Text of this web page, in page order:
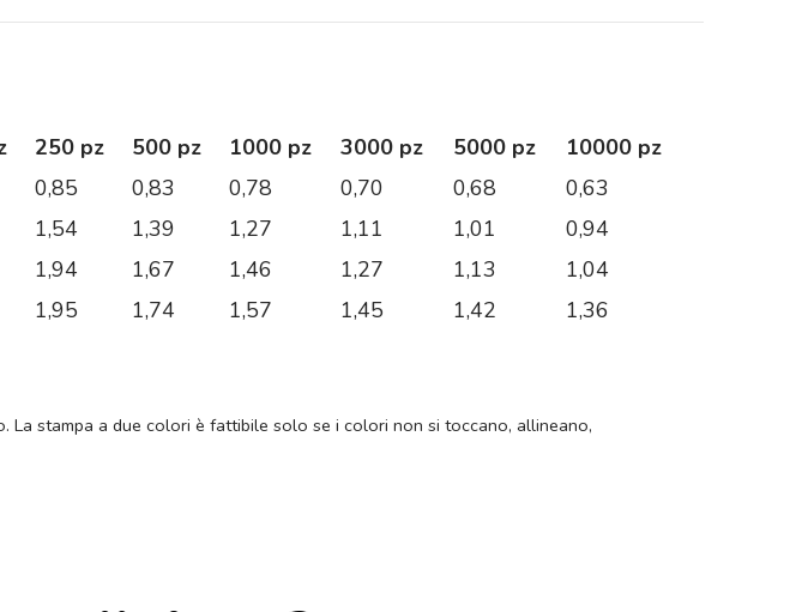
250 pz 500 pz 1000 pz 3000 pz 5000 pz
10000 pz
0,85 0,83 0,78 0,70 0,68
0,63
1,54 1,39 1,27 1,11 1,01
0,94
1,94 1,67 1,46 1,27 1,13
1,04
1,95 1,74 1,57 1,45 1,42 1,36
stampa a due colori è fattibile solo se i colori non si toccano, allineano,